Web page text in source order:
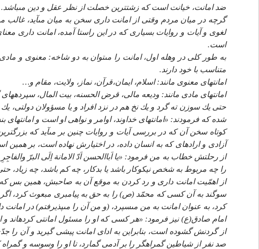
ضد امانت، خيانت است كه زشت‏ترين خصلت از نظر عقل و دين مى‏باشد.
گرچه در ميان مردم وقتى از امانت دارى سخن به ميان مى‏آيد، غالب
لغوى و آيات و روايات بسيارى كه در اين راستا آمده، امانت دارى
است.
به طور كلى در وهله اول، امانت را مى‏توان به دو شاخه: معنوى و مادى
متناسب با خود دارند.
امانت‏هاى معنوى مانند: اسلام، ايمان،قرآن، نماز، ولايت، مقام و…
امانت‏هاى مادى مانند: وديعه مالى، قرض الحسنه، بيت المال،
حتى يك سوزن ته گرد و يك نخ هم در نزد افراد و يا مسؤولان دولتى،
شده كه فرمودند: «امانت‏هاى خداوند، اوامر و نواهى او است و امانت‏هاى
كوتاه سخن آن كه در بررسى آيات و روايات چنين بر مى‏آيد كه
آزادى و اراده‏اى كه به انسان داده، در اختيارش نهاده است، بر
از رحلتش خطاب به من فرمود: «يا اَباالحسن اَدّ الامانة اِلَى البرّ
را چه مربوط به شخص نيكوكار باشد يا بدكار، چه كم باشد، چه زياد،
از اهمّيت امانت دارى و رد كردن به موقع آن به صاحبش، همين بس
سوگند به آن كسى كه محمّد (ص) را به حق به پيامبرى مبعوث كرد،
كرد، به عنوان امانت به من مى‏سپرد، (و من آن را مى‏پذيرفتم) در امانت
امام صادق(ع) نيز فرمود: «هر كسى كه او را مسئول امانتى كرده‏اند و
از گردنش گشوده است، بنابراين به اداى امانت پيشى گيريد و آن را
صد نفر از شياطين گمراه‏گر را بر آدمى گمارد، تا او را وسوسه و گمراه